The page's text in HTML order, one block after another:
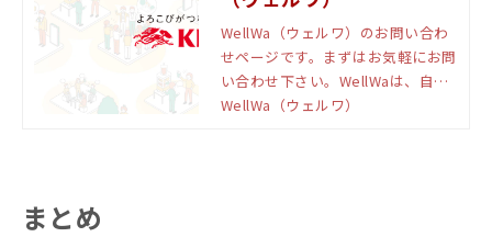
WellWa（ウェルワ）のお問い合わ
せページです。まずはお気軽にお問
い合わせ下さい。WellWaは、自分
一人ではなく、みんなで輪になって
WellWa（ウェルワ）
まとめ